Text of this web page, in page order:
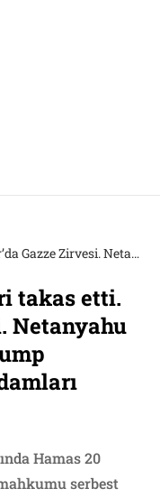
İsrail ve Hamas esirleri takas etti. Mısır’da Gazze Zirvesi. Netanyahu son anda gelemedi. Trump Erdoğan’ı övdü: Sert adamları severim
takas etti.
Netanyahu
Hamas 20
serbest